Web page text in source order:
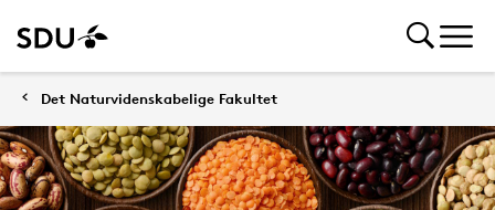
Det Naturvidenskabelige Fakultet